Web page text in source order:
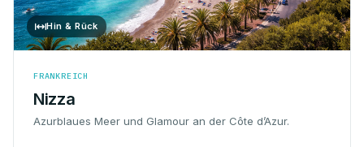
Hin & Rück
FRANKREICH
Nizza
Azurblaues Meer und Glamour an der Côte d’Azur.